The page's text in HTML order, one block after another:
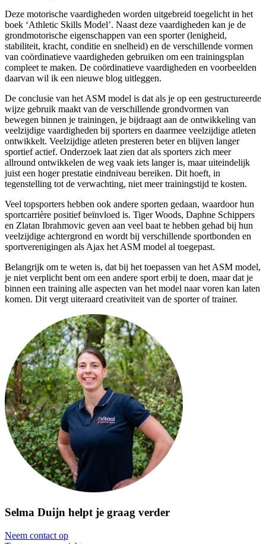
Deze motorische vaardigheden worden uitgebreid toegelicht in het
boek ‘Athletic Skills Model’. Naast deze vaardigheden kan je de
grondmotorische eigenschappen van een sporter (lenigheid,
stabiliteit, kracht, conditie en snelheid) en de verschillende vormen
van coördinatieve vaardigheden gebruiken om een trainingsplan
compleet te maken. De coördinatieve vaardigheden en voorbeelden
daarvan wil ik een nieuwe blog uitleggen.
De conclusie van het ASM model is dat als je op een gestructureerde
wijze gebruik maakt van de verschillende grondvormen van
bewegen binnen je trainingen, je bijdraagt aan de ontwikkeling van
veelzijdige vaardigheden bij sporters en daarmee veelzijdige atleten
ontwikkelt. Veelzijdige atleten presteren beter en blijven langer
sportief actief. Onderzoek laat zien dat als sporters zich meer
allround ontwikkelen de weg vaak iets langer is, maar uiteindelijk
juist een hoger prestatie eindniveau bereiken. Dit hoeft, in
tegenstelling tot de verwachting, niet meer trainingstijd te kosten.
Veel topsporters hebben ook andere sporten gedaan, waardoor hun
sportcarrière positief beïnvloed is. Tiger Woods, Daphne Schippers
en Zlatan Ibrahmovic geven aan veel baat te hebben gehad bij hun
veelzijdige achtergrond en wordt bij verschillende sportbonden en
sportverenigingen als Ajax het ASM model al toegepast.
Belangrijk om te weten is, dat bij het toepassen van het ASM model,
je niet verplicht bent om een andere sport erbij te doen, maar dat je
binnen een training alle aspecten van het model naar voren kan laten
komen. Dit vergt uiteraard creativiteit van de sporter of trainer.
Selma Duijn helpt je graag verder
Neem contact op